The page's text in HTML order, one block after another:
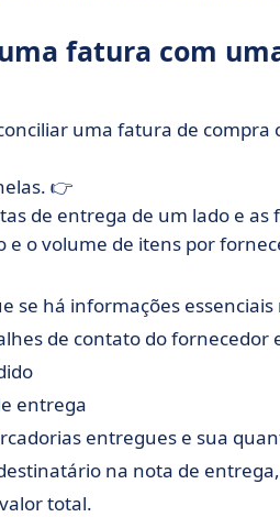
fatura com
uma fatura de
👉
de entrega de um lado e
e o volume de itens por
se há informações
de contato do fornecedor
entrega
entregues e sua
na nota de
total.